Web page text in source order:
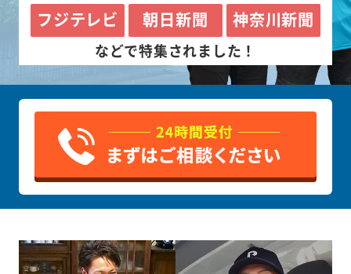
フジテレビ 朝日新聞 神奈川新聞
などで特集されました！